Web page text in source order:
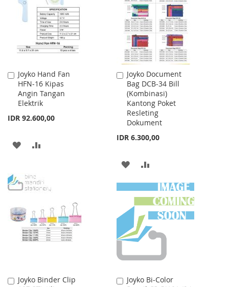
Joyko Hand Fan
HFN-16 Kipas
Angin Tangan
Elektrik
IDR 92.600,00
Add
to
Cart
ADD
WISHCOMPARE
Joyko Document
Bag DCB-34 Bill
(Kombinasi)
Kantong Poket
Resleting
Dokument
IDR 6.300,00
Add
to
Cart
ADD
TO
WISH
LIST
TO
COMPARE
Joyko Binder Clip
Add
Joyko Bi-Color
Add